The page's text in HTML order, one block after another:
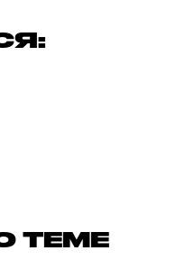
ТЕМЕ